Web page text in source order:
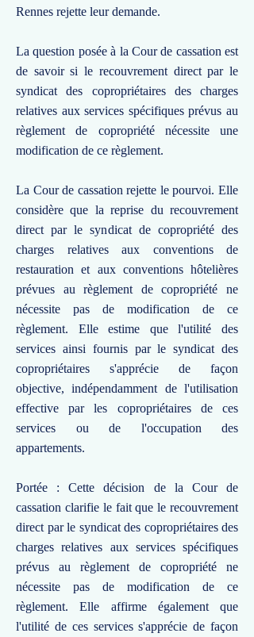
Rennes rejette leur demande.
La question posée à la Cour de cassation est
de savoir si le recouvrement direct par le
syndicat des copropriétaires des charges
relatives aux services spécifiques prévus au
règlement de copropriété nécessite une
modification de ce règlement.
La Cour de cassation rejette le pourvoi. Elle
considère que la reprise du recouvrement
direct par le syndicat de copropriété des
charges relatives aux conventions de
restauration et aux conventions hôtelières
prévues au règlement de copropriété ne
nécessite pas de modification de ce
règlement. Elle estime que l'utilité des
services ainsi fournis par le syndicat des
copropriétaires s'apprécie de façon
objective, indépendamment de l'utilisation
effective par les copropriétaires de ces
services ou de l'occupation des
appartements.
Portée : Cette décision de la Cour de
cassation clarifie le fait que le recouvrement
direct par le syndicat des copropriétaires des
charges relatives aux services spécifiques
prévus au règlement de copropriété ne
nécessite pas de modification de ce
règlement. Elle affirme également que
l'utilité de ces services s'apprécie de façon